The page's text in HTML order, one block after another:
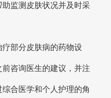
监测皮肤状况并及时采
部分皮肤病的药物设
咨询医生的建议，并注
合医学和个人护理的角